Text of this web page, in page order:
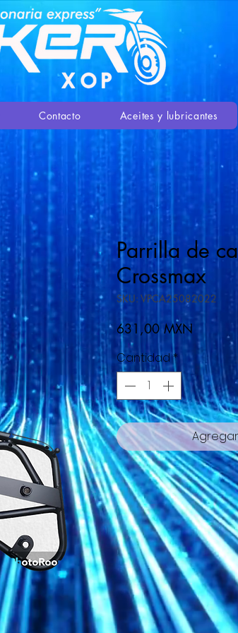
Contacto Aceites y lubricantes
Parrilla de
Crossmax
SKU: VPCA25082022
631,00 MXN Precio
Cantidad*